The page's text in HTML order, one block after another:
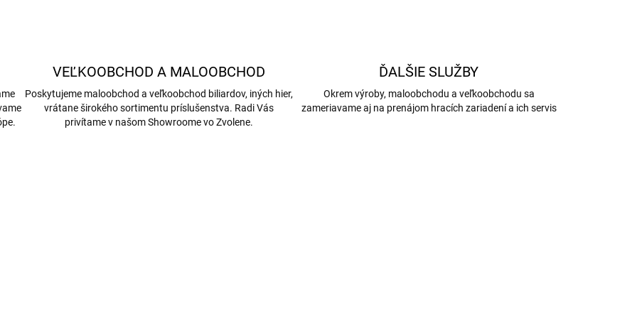
VEĽKOOBCHOD A MALOOBCHOD
Poskytujeme maloobchod a veľkoobchod biliardov, iných hier,
vrátane širokého sortimentu príslušenstva. Radi Vás
privítame v našom Showroome vo Zvolene.
ĎALŠIE SLUŽBY
Okrem výroby, maloobchodu a veľkoobchodu sa
zameriavame aj na prenájom hracích zariadení a ich servis